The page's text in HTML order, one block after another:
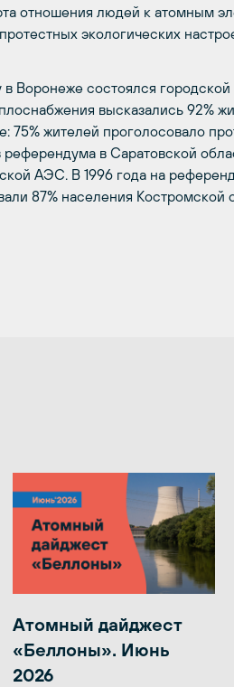
отношения людей к атомным
экологических
в Воронеже состоялся
высказались 92%
75% жителей проголосовало
референдума в Саратовской
АЭС. В 1996 года на
87% населения Костромской
Атомный дайджест
«Беллоны». Июнь
2026